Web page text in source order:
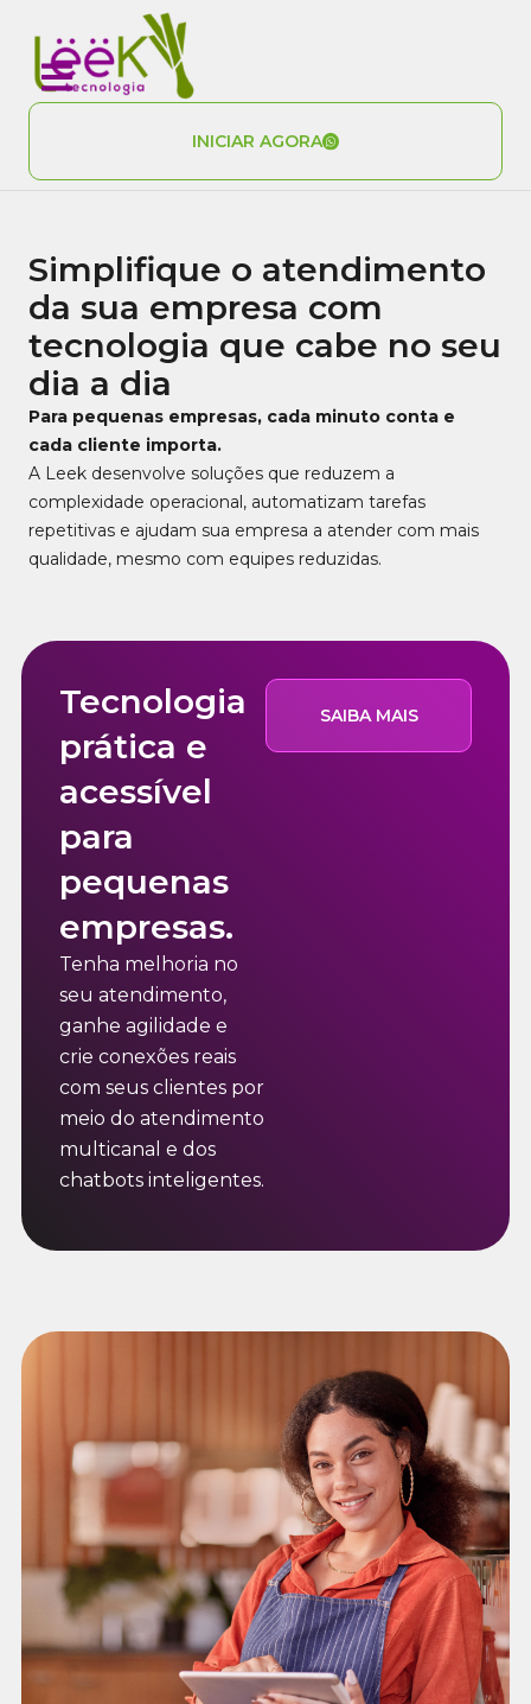
INICIAR AGORA
Simplifique o atendimento
da sua empresa com
tecnologia que cabe no seu
dia a dia
Para pequenas empresas, cada minuto conta e
cada cliente importa.
A Leek desenvolve soluções que reduzem a
complexidade operacional, automatizam tarefas
repetitivas e ajudam sua empresa a atender com mais
qualidade, mesmo com equipes reduzidas.
Tecnologia
prática e
acessível
para
pequenas
empresas.
Tenha melhoria no
seu atendimento,
ganhe agilidade e
crie conexões reais
com seus clientes por
meio do atendimento
multicanal e dos
chatbots inteligentes.
SAIBA MAIS